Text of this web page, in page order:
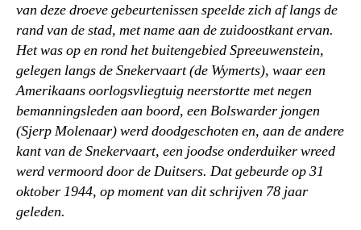
van deze droeve gebeurtenissen speelde zich af langs de
rand van de stad, met name aan de zuidoostkant ervan.
Het was op en rond het buitengebied Spreeuwenstein,
gelegen langs de Snekervaart (de Wymerts), waar een
Amerikaans oorlogsvliegtuig neerstortte met negen
bemanningsleden aan boord, een Bolswarder jongen
(Sjerp Molenaar) werd doodgeschoten en, aan de andere
kant van de Snekervaart, een joodse onderduiker wreed
werd vermoord door de Duitsers. Dat gebeurde op 31
oktober 1944, op moment van dit schrijven 78 jaar
geleden.